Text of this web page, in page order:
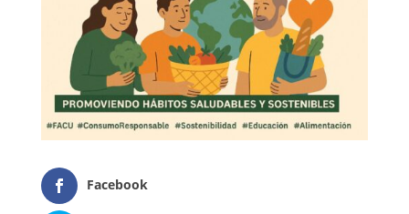
Facebook